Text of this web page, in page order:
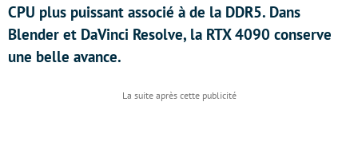
CPU plus puissant associé à de la DDR5. Dans
Blender et DaVinci Resolve, la RTX 4090 conserve
une belle avance.